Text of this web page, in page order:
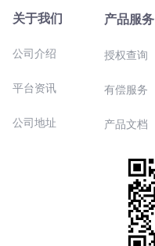
关于我们
公司介绍
平台资讯
公司地址
产品服务
授权查询
有偿服务
产品文档